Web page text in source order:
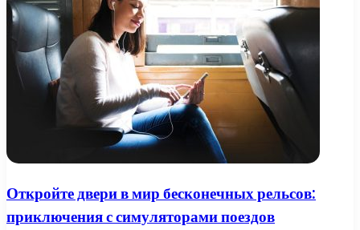
Откройте двери в мир бесконечных рельсов:
приключения с симуляторами поездов